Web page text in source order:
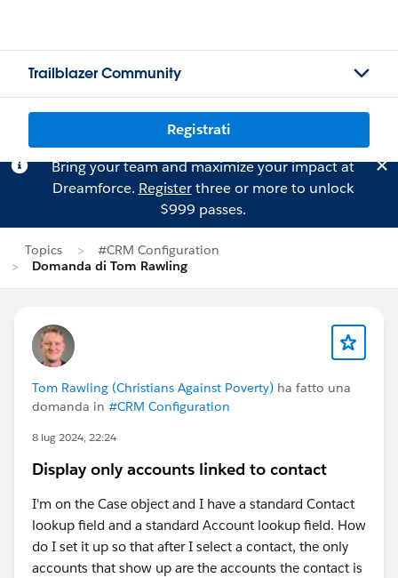
Trailblazer Community
Registrati
Bring your team and maximize your impact at
Dreamforce. Registerthree or more to unlock
$999 passes.
Topics
#CRM Configuration
Domanda di Tom Rawling
Tom Rawling (Christians Against Poverty) ha fatto una
domanda in #CRM Configuration
8 lug 2024, 22:24
Display only accounts linked to contact
I'm on the Case object and I have a standard Contact
lookup field and a standard Account lookup field. How
do I set it up so that after I select a contact, the only
accounts that show up are the accounts the contact is